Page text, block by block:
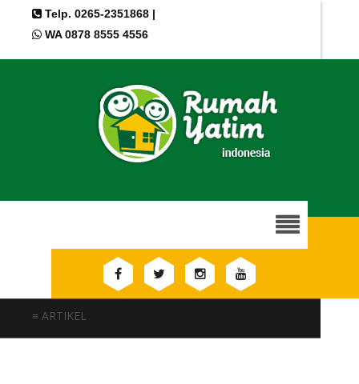
Telp. 0265-2351868 |
WA 0878 8555 4556
≡ ARTIKEL